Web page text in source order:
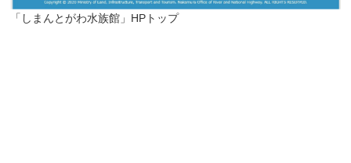
「しまんとがわ水族館」HPトップ